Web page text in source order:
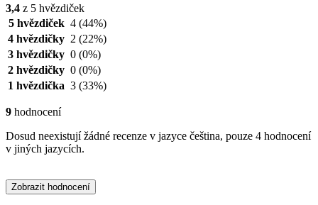
3,4 z 5 hvězdiček
5 hvězdiček 4 (44%)
4 hvězdičky 2 (22%)
3 hvězdičky 0 (0%)
2 hvězdičky 0 (0%)
1 hvězdička 3 (33%)
9 hodnocení
Dosud neexistují žádné recenze v jazyce čeština, pouze 4 hodnocení
v jiných jazycích.
Zobrazit hodnocení